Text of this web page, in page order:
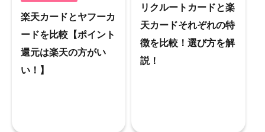
楽天カードとヤフーカ
ードを比較【ポイント
還元は楽天の方がい
い！】
リクルートカードと楽
天カードそれぞれの特
徴を比較！選び方を解
説！